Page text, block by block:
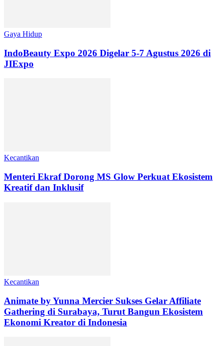
Gaya Hidup
IndoBeauty Expo 2026 Digelar 5-7 Agustus 2026 di
JIExpo
Kecantikan
Menteri Ekraf Dorong MS Glow Perkuat Ekosistem
Kreatif dan Inklusif
Kecantikan
Animate by Yunna Mercier Sukses Gelar Affiliate
Gathering di Surabaya, Turut Bangun Ekosistem
Ekonomi Kreator di Indonesia